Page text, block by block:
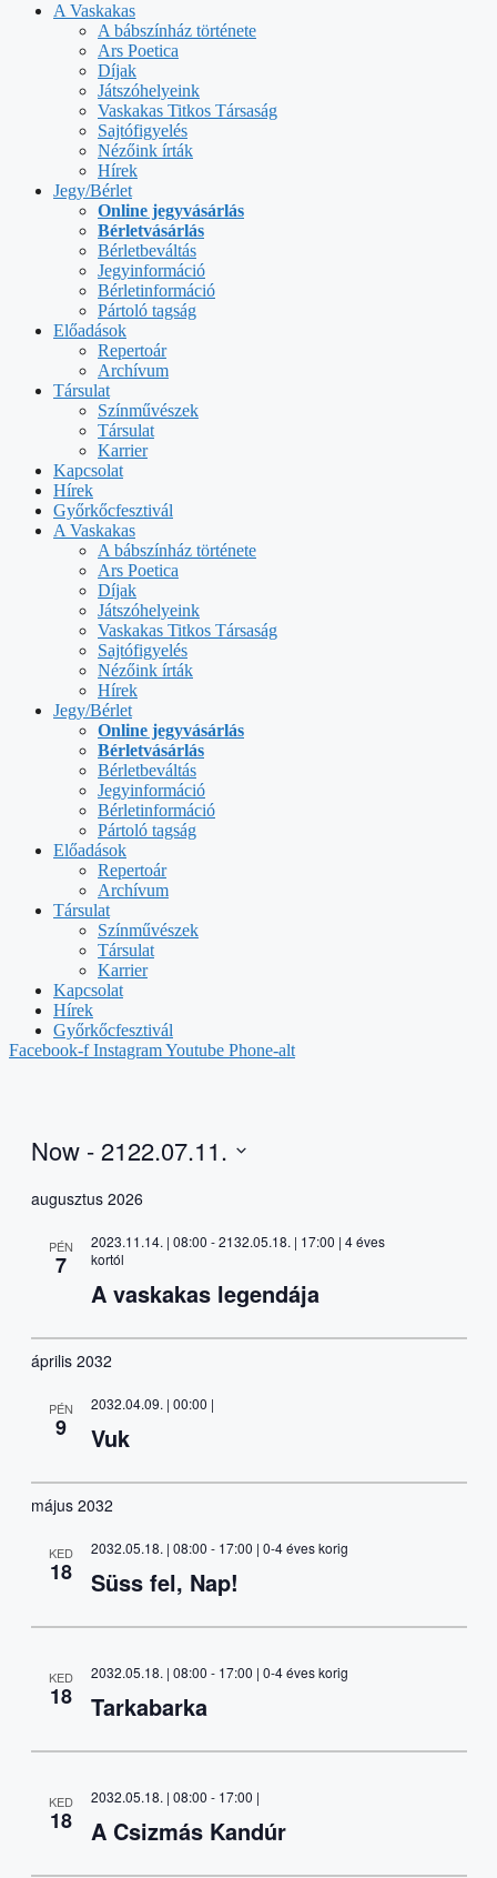
A Vaskakas
A bábszínház története
Ars Poetica
Díjak
Játszóhelyeink
Vaskakas Titkos Társaság
Sajtófigyelés
Nézőink írták
Hírek
Jegy/Bérlet
Online jegyvásárlás
Bérletvásárlás
Bérletbeváltás
Jegyinformáció
Bérletinformáció
Pártoló tagság
Előadások
Repertoár
Archívum
Társulat
Színművészek
Társulat
Karrier
Kapcsolat
Hírek
Győrkőcfesztivál
A Vaskakas
A bábszínház története
Ars Poetica
Díjak
Játszóhelyeink
Vaskakas Titkos Társaság
Sajtófigyelés
Nézőink írták
Hírek
Jegy/Bérlet
Online jegyvásárlás
Bérletvásárlás
Bérletbeváltás
Jegyinformáció
Bérletinformáció
Pártoló tagság
Előadások
Repertoár
Archívum
Társulat
Színművészek
Társulat
Karrier
Kapcsolat
Hírek
Győrkőcfesztivál
Facebook-f InstagramYoutube Phone-alt
Now - 2122.07.11.
date.
augusztus 2026
PÉN
7
2023.11.14. | 08:00 -2132.05.18. | 17:00 | 4 éves
kortól
A vaskakas legendája
április 2032
PÉN
9
2032.04.09. | 00:00 |
Vuk
május 2032
KED
18
2032.05.18. | 08:00 - 17:00 | 0-4 éves korig
Süss fel, Nap!
KED
18
2032.05.18. | 08:00 - 17:00 | 0-4 éves korig
Tarkabarka
KED
18
2032.05.18. | 08:00 - 17:00 |
A Csizmás Kandúr